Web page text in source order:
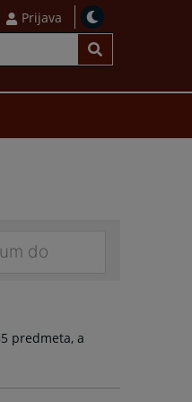
Prijava
predmeta, a